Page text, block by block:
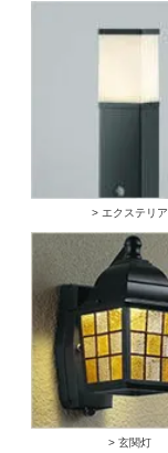
> エクステリア
> 玄関灯